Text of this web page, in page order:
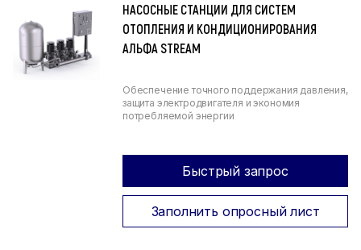
НАСОСНЫЕ СТАНЦИИ ДЛЯ СИСТЕМ
ОТОПЛЕНИЯ И КОНДИЦИОНИРОВАНИЯ
АЛЬФА STREAM
Обеспечение точного поддержания давления,
защита электродвигателя и экономия
потребляемой энергии
Быстрый запрос
Заполнить опросный лист